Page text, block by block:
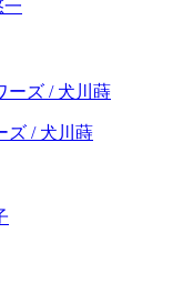
一
ズ / 犬川蒔